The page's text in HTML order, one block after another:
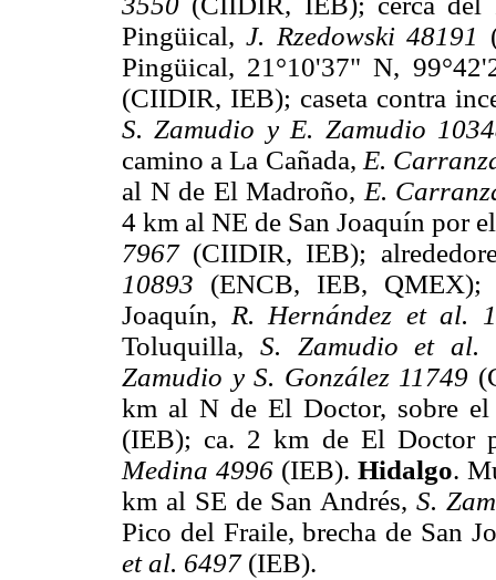
Pingüical,J. Rzedowski 48191
Pingüical, 21°10'37" N,
(CIIDIR, IEB); caseta contra
S. Zamudio y E. Zamudio
camino a La Cañada, E.
al N de El Madroño, E.
4 km al NE de San Joaquín por
7967(CIIDIR, IEB);
10893 (ENCB, IEB, QMEX);
Joaquín, R. Hernández et al.
Toluquilla, S. Zamudio et al.
Zamudio y S. González 11749
km al N de El Doctor, sobre
(IEB); ca. 2 km de El Doctor
Medina 4996 (IEB). Hidalgo.
km al SE de San Andrés,S.
Pico del Fraile, brecha de San
et al. 6497(IEB).